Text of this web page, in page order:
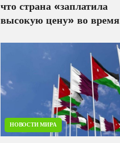
что страна «заплатила
высокую цену» во время
НОВОСТИ МИРА